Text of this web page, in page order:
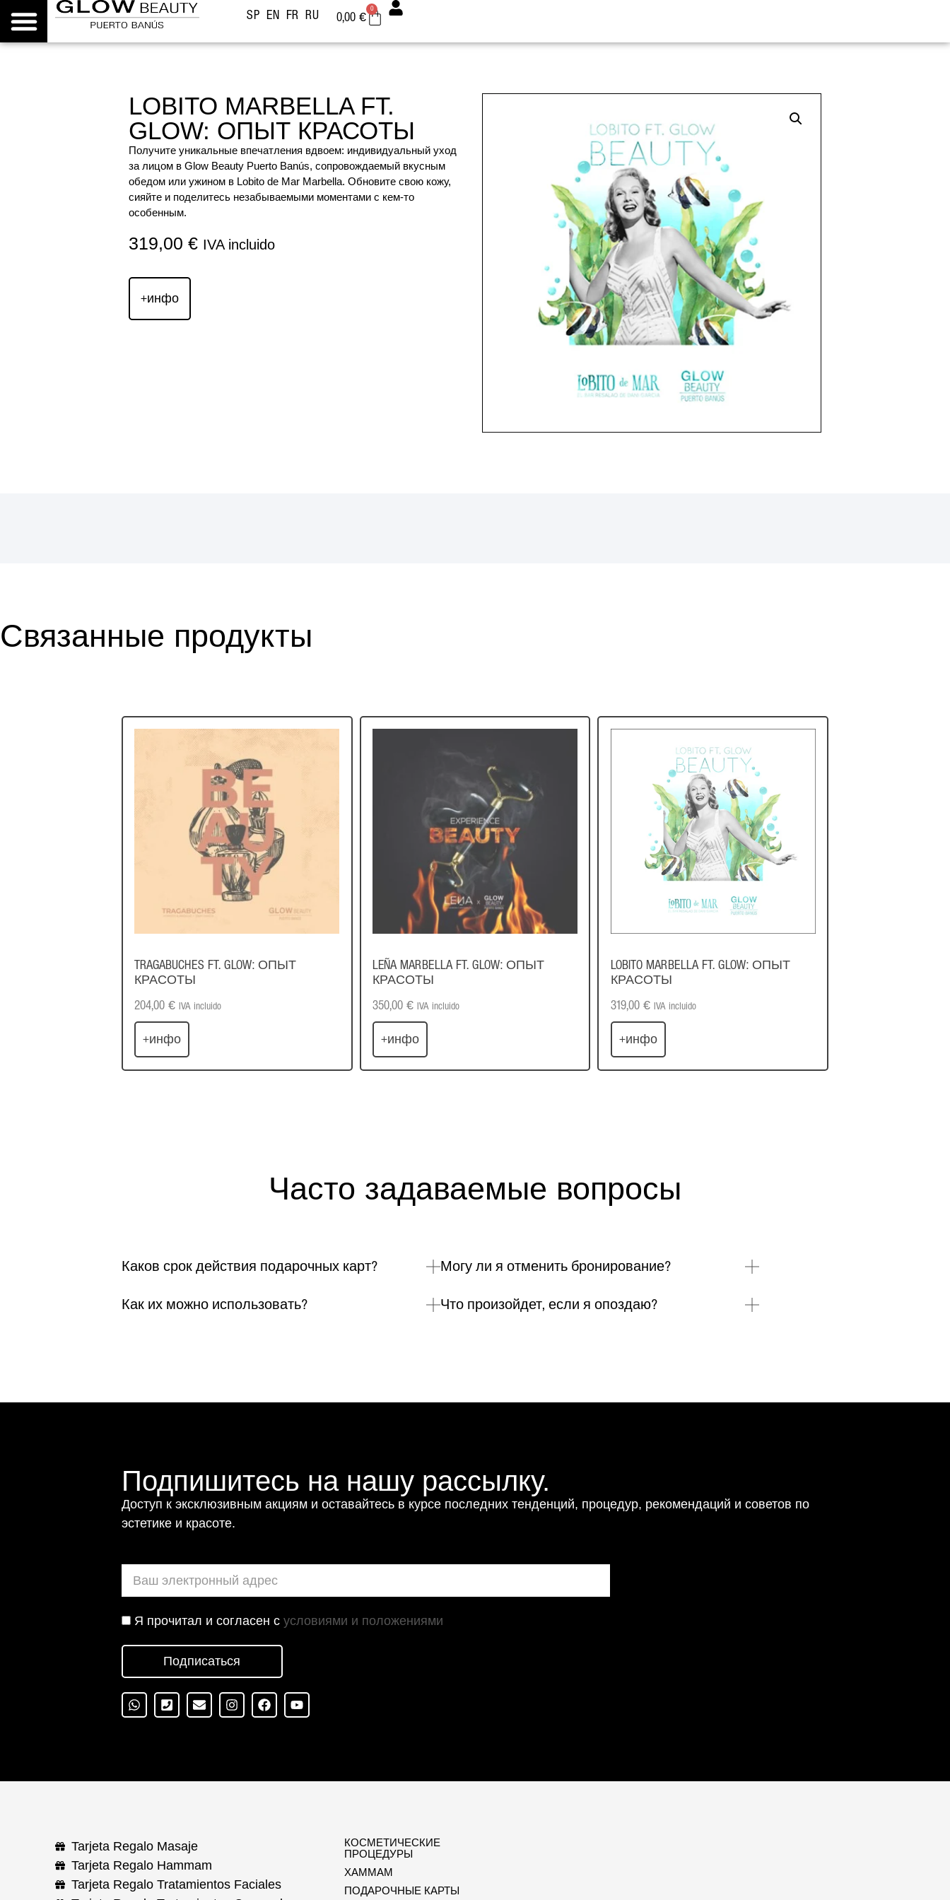
SP EN FR RU 0,00€
0
LOBITO MARBELLA FT.
GLOW: ОПЫТ КРАСОТЫ
Получите уникальные впечатления вдвоем: индивидуальный уход
за лицом в Glow Beauty Puerto Banús, сопровождаемый вкусным
обедом или ужином в Lobito de Mar Marbella. Обновите свою кожу,
сияйте и поделитесь незабываемыми моментами с кем-то
особенным.
319,00 € IVA incluido
+инфо
Связанные продукты
TRAGABUCHES FT. GLOW: ОПЫТ
КРАСОТЫ
204,00€ IVA incluido
+инфо
LEÑA MARBELLA FT. GLOW: ОПЫТ
КРАСОТЫ
350,00 € IVA incluido
+инфо
LOBITO MARBELLA FT. GLOW: ОПЫТ
КРАСОТЫ
319,00 € IVA incluido
+инфо
Часто задаваемые вопросы
Каков срок действия подарочных карт?
Как их можно использовать?
Могу ли я отменить бронирование?
Что произойдет, если я опоздаю?
Подпишитесь на нашу рассылку.
Доступ к эксклюзивным акциям и оставайтесь в курсе последних тенденций, процедур, рекомендаций и советов по
эстетике и красоте.
Я прочитал и согласен с условиями и положениями
Подписаться
Tarjeta Regalo Masaje
Tarjeta Regalo Hammam
Tarjeta Regalo Tratamientos Faciales
КОСМЕТИЧЕСКИЕ
ПРОЦЕДУРЫ
XAMMAM
ПОДАРОЧНЫЕ КАРТЫ